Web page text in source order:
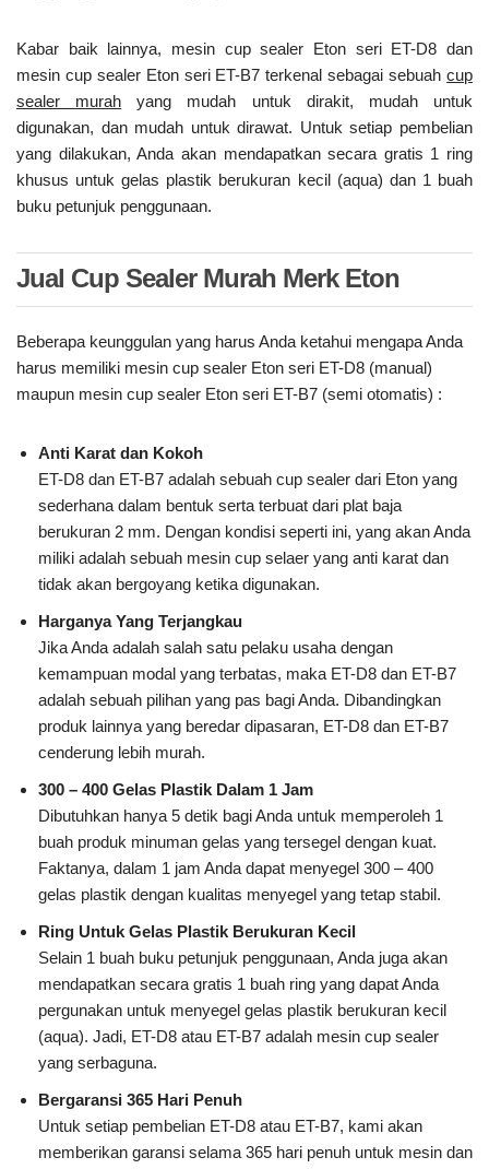
Kabar baik lainnya, mesin cup sealer Eton seri ET-D8 dan
mesin cup sealer Eton seri ET-B7 terkenal sebagai sebuah cup
sealer murah yang mudah untuk dirakit, mudah untuk
digunakan, dan mudah untuk dirawat. Untuk setiap pembelian
yang dilakukan, Anda akan mendapatkan secara gratis 1 ring
khusus untuk gelas plastik berukuran kecil (aqua) dan 1 buah
buku petunjuk penggunaan.
Jual Cup Sealer Murah Merk Eton
Beberapa keunggulan yang harus Anda ketahui mengapa Anda
harus memiliki mesin cup sealer Eton seri ET-D8 (manual)
maupun mesin cup sealer Eton seri ET-B7 (semi otomatis) :
Anti Karat dan Kokoh
ET-D8 dan ET-B7 adalah sebuah cup sealer dari Eton yang
sederhana dalam bentuk serta terbuat dari plat baja
berukuran 2 mm. Dengan kondisi seperti ini, yang akan Anda
miliki adalah sebuah mesin cup selaer yang anti karat dan
tidak akan bergoyang ketika digunakan.
Harganya Yang Terjangkau
Jika Anda adalah salah satu pelaku usaha dengan
kemampuan modal yang terbatas, maka ET-D8 dan ET-B7
adalah sebuah pilihan yang pas bagi Anda. Dibandingkan
produk lainnya yang beredar dipasaran, ET-D8 dan ET-B7
cenderung lebih murah.
300 – 400 Gelas Plastik Dalam 1 Jam
Dibutuhkan hanya 5 detik bagi Anda untuk memperoleh 1
buah produk minuman gelas yang tersegel dengan kuat.
Faktanya, dalam 1 jam Anda dapat menyegel 300 – 400
gelas plastik dengan kualitas menyegel yang tetap stabil.
Ring Untuk Gelas Plastik Berukuran Kecil
Selain 1 buah buku petunjuk penggunaan, Anda juga akan
mendapatkan secara gratis 1 buah ring yang dapat Anda
pergunakan untuk menyegel gelas plastik berukuran kecil
(aqua). Jadi, ET-D8 atau ET-B7 adalah mesin cup sealer
yang serbaguna.
Bergaransi 365 Hari Penuh
Untuk setiap pembelian ET-D8 atau ET-B7, kami akan
memberikan garansi selama 365 hari penuh untuk mesin dan